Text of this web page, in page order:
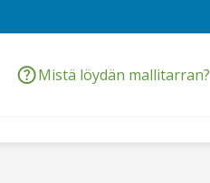
Mistä löydän mallitarran?